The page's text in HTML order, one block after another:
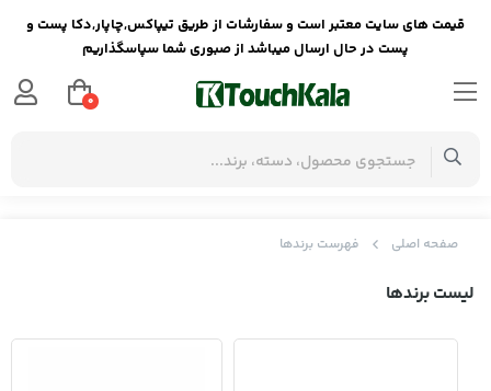
صفحه اصلی فهرست برندها
لیست برندها
قیمت های سایت معتبر است و سفارشات از طریق تیپاکس,چاپار,دکا پست و
پست در حال ارسال میباشد از صبوری شما سپاسگذاریم
0